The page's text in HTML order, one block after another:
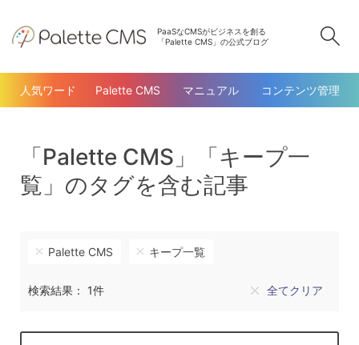
PaaSなCMSがビジネスを創る
「Palette CMS」の公式ブログ
人気ワード Palette CMS マニュアル コンテンツ管理
「Palette CMS」「キープ一
覧」のタグを含む記事
Palette CMS キープ一覧
検索結果： 1件 全てクリア